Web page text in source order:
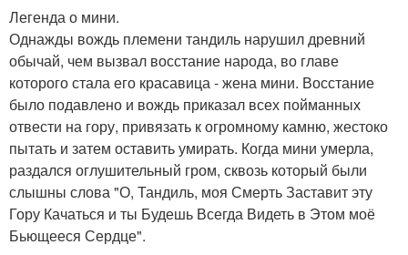
Легенда о мини.
Однажды вождь племени тандиль нарушил древний
обычай, чем вызвал восстание народа, во главе
которого стала его красавица - жена мини. Восстание
было подавлено и вождь приказал всех пойманных
отвести на гору, привязать к огромному камню, жестоко
пытать и затем оставить умирать. Когда мини умерла,
раздался оглушительный гром, сквозь который были
слышны слова "О, Тандиль, моя Смерть Заставит эту
Гору Качаться и ты Будешь Всегда Видеть в Этом моё
Бьющееся Сердце".